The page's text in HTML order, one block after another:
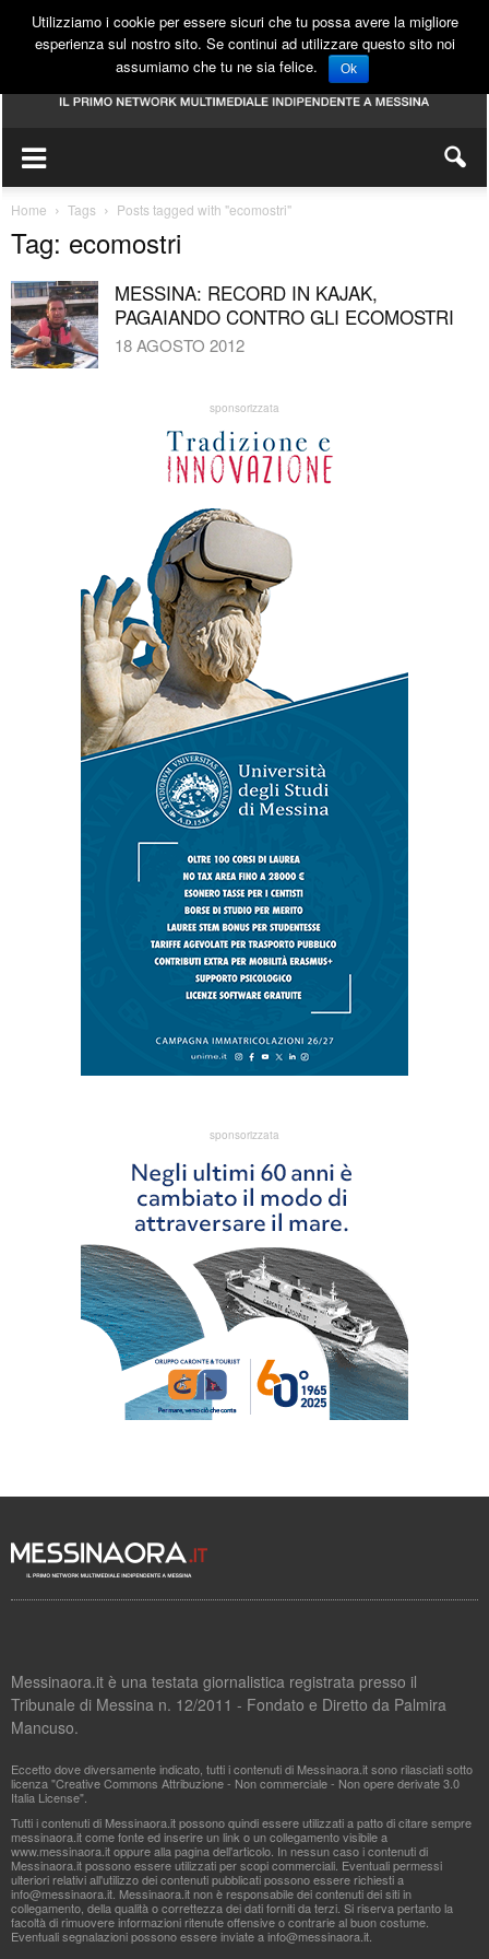
Home Tags Posts tagged with "ecomostri"
Tag: ecomostri
MESSINA: RECORD IN KAJAK,
PAGAIANDO CONTRO GLI ECOMOSTRI
18 AGOSTO 2012
sponsorizzata
sponsorizzata
Messinaora.it è una testata giornalistica registrata presso il
Tribunale di Messina n. 12/2011 - Fondato e Diretto da Palmira
Mancuso.
Eccetto dove diversamente indicato, tutti i contenuti di Messinaora.it sono rilasciati sotto
licenza "Creative Commons Attribuzione - Non commerciale - Non opere derivate 3.0
Italia License".
Tutti i contenuti di Messinaora.it possono quindi essere utilizzati a patto di citare sempre
messinaora.it come fonte ed inserire un link o un collegamento visibile a
www.messinaora.it oppure alla pagina dell'articolo. In nessun caso i contenuti di
Messinaora.it possono essere utilizzati per scopi commerciali. Eventuali permessi
ulteriori relativi all'utilizzo dei contenuti pubblicati possono essere richiesti a
info@messinaora.it . Messinaora.it non è responsabile dei contenuti dei siti in
collegamento, della qualità o correttezza dei dati forniti da terzi. Si riserva pertanto la
facoltà di rimuovere informazioni ritenute offensive o contrarie al buon costume.
Eventuali segnalazioni possono essere inviate ainfo@messinaora.it
Utilizziamo i cookie per essere sicuri che tu possa avere la migliore
esperienza sul nostro sito. Se continui ad utilizzare questo sito noi
assumiamo che tu ne sia felice.
Ok